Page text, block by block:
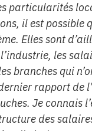
particularités
il est possible
Elles sont
les
branches qui
rapport de
Je connais
des